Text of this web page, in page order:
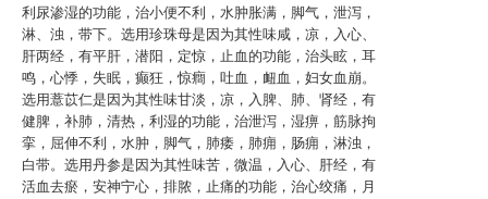
利尿渗湿的功能，治小便不利，水肿胀满，脚气，泄泻，
淋、浊，带下。选用珍珠母是因为其性味咸，凉，入心、
肝两经，有平肝，潜阳，定惊，止血的功能，治头眩，耳
鸣，心悸，失眠，癫狂，惊癎，吐血，衄血，妇女血崩。
选用薏苡仁是因为其性味甘淡，凉，入脾、肺、肾经，有
健脾，补肺，清热，利湿的功能，治泄泻，湿痹，筋脉拘
挛，屈伸不利，水肿，脚气，肺痿，肺痈，肠痈，淋浊，
白带。选用丹参是因为其性味苦，微温，入心、肝经，有
活血去瘀，安神宁心，排脓，止痛的功能，治心绞痛，月